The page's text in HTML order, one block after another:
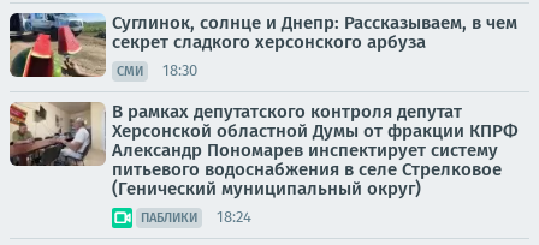
Суглинок, солнце и Днепр: Рассказываем, в чем
секрет сладкого херсонского арбуза
СМИ 18:30
В рамках депутатского контроля депутат
Херсонской областной Думы от фракции КПРФ
Александр Пономарев инспектирует систему
питьевого водоснабжения в селе Стрелковое
(Генический муниципальный округ)
ПАБЛИКИ 18:24